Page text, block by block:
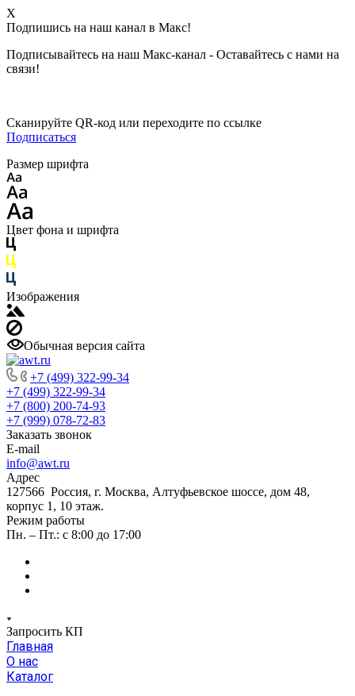
X
Подпишись на наш канал в Макс!
Подписывайтесь на наш Макс-канал - Оставайтесь с нами на
связи!
Сканируйте QR-код или переходите по ссылке
Подписаться
Размер шрифта
Цвет фона и шрифта
Изображения
Обычная версия сайта
+7 (499) 322-99-34
+7 (499) 322-99-34
+7 (800) 200-74-93
+7 (999) 078-72-83
Заказать звонок
E-mail
info@awt.ru
Адрес
127566 Россия, г. Москва, Алтуфьевское шоссе, дом 48,
корпус 1, 10 этаж.
Режим работы
Пн. – Пт.: с 8:00 до 17:00
Запросить КП
Главная
О нас
Каталог